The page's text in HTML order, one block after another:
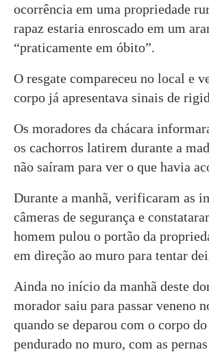
ocorrência em uma propriedade
rapaz estaria enroscado em um
“praticamente em óbito”.
O resgate compareceu no local e
corpo já apresentava sinais de
Os moradores da chácara
os cachorros latirem durante a
não saíram para ver o que havia
Durante a manhã, verificaram as
câmeras de segurança e
homem pulou o portão da
em direção ao muro para tentar
Ainda no início da manhã deste
morador saiu para passar veneno
quando se deparou com o corpo
pendurado no muro, com as